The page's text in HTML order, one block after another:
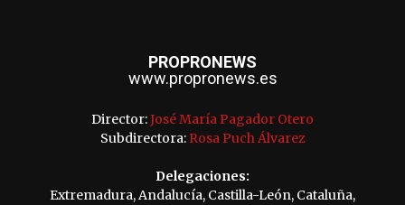
PROPRONEWS
www.propronews.es
Director:José María Pagador Otero
Subdirectora: Rosa Puch Álvarez
Delegaciones:
Extremadura, Andalucía, Castilla-León, Cataluña,